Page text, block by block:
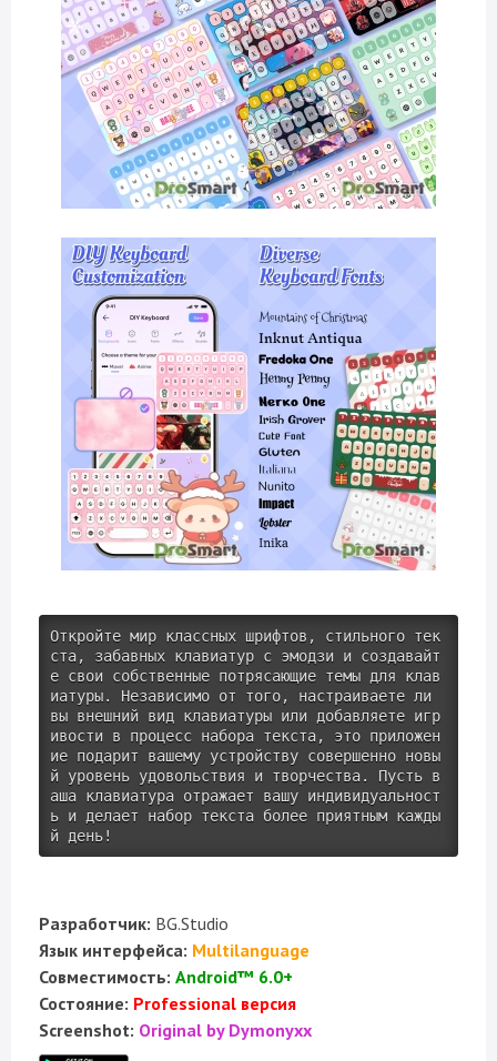
Откройте мир классных шрифтов, стильного тек
ста, забавных клавиатур с эмодзи и создавайт
е свои собственные потрясающие темы для клав
иатуры. Независимо от того, настраиваете ли
вы внешний вид клавиатуры или добавляете игр
ивости в процесс набора текста, это приложен
ие подарит вашему устройству совершенно новы
й уровень удовольствия и творчества. Пусть в
аша клавиатура отражает вашу индивидуальност
ь и делает набор текста более приятным кажды
й день!
Разработчик: BG.Studio
Язык интерфейса: Multilanguage
Совместимость: Android™ 6.0+
Состояние: Professional версия
Screenshot: Original by Dymonyxx